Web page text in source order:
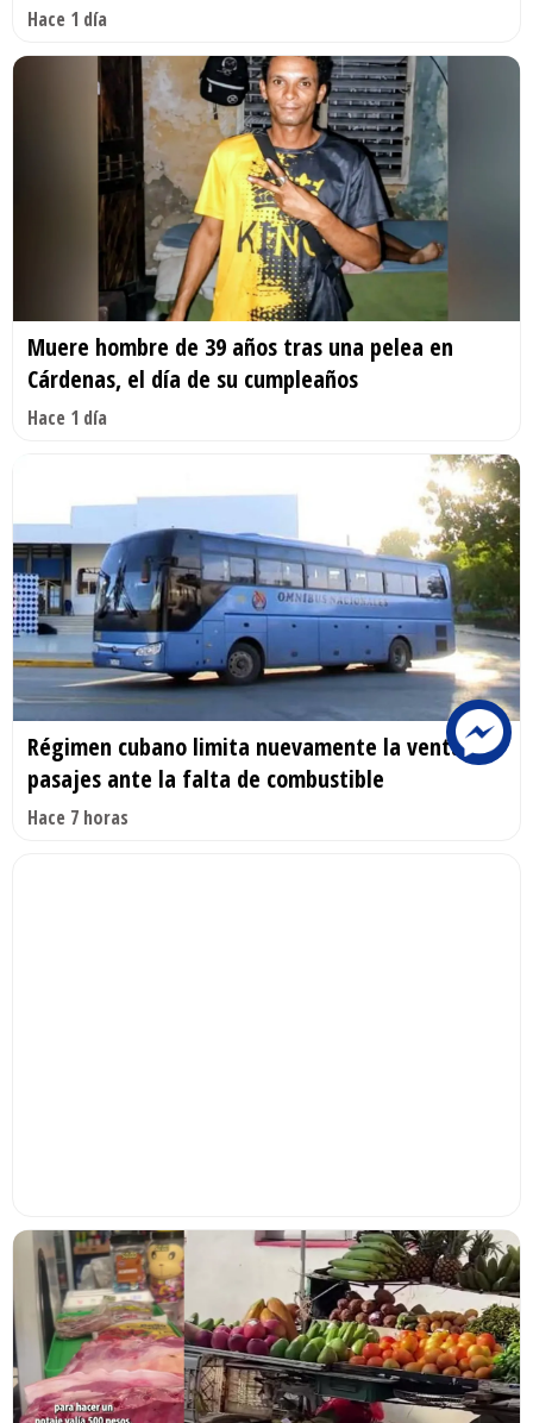
Hace 1 día
Muere hombre de 39 años tras una pelea en
Cárdenas, el día de su cumpleaños
Hace 1 día
Régimen cubano limita nuevamente la venta de
pasajes ante la falta de combustible
Hace 7 horas